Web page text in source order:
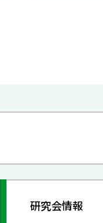
研究会情報